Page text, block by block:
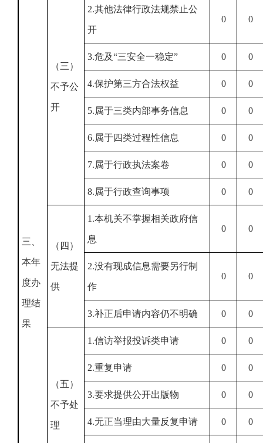
三、
本年
度办
理结
果
（三）
不予公
开
2.其他法律行政法规禁止公
开
0 0
3.危及“三安全一稳定” 0 0
4.保护第三方合法权益 0 0
5.属于三类内部事务信息 0 0
6.属于四类过程性信息 0 0
7.属于行政执法案卷 0 0
8.属于行政查询事项 0 0
（四）
无法提
供
1.本机关不掌握相关政府信
息
0 0
2.没有现成信息需要另行制
作
0 0
3.补正后申请内容仍不明确 0 0
（五）
不予处
理
1.信访举报投诉类申请 0 0
2.重复申请 0 0
3.要求提供公开出版物 0 0
4.无正当理由大量反复申请 0 0